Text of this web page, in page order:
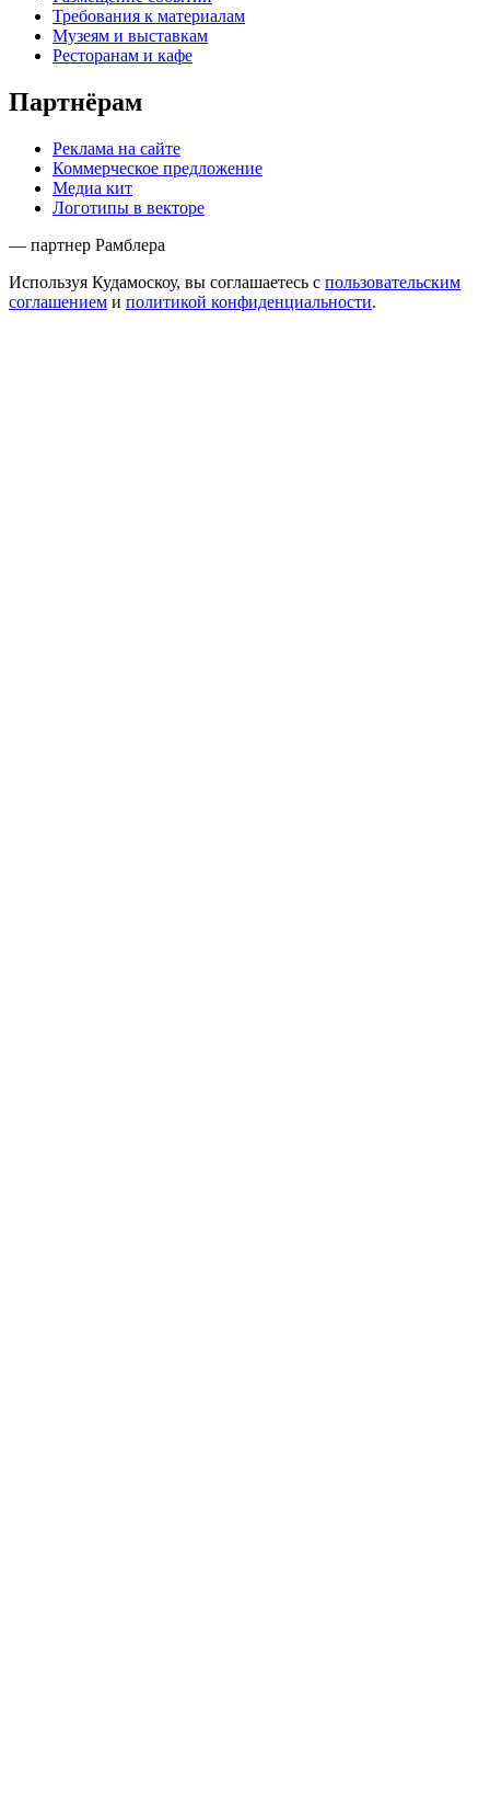
Требования к материалам
Музеям и выставкам
Ресторанам и кафе
Партнёрам
Реклама на сайте
Коммерческое предложение
Медиа кит
Логотипы в векторе
— партнер Рамблера
Используя Кудамоскоу, вы соглашаетесь с пользовательским
соглашением и политикой конфиденциальности.